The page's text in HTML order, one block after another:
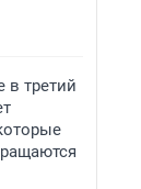
в третий